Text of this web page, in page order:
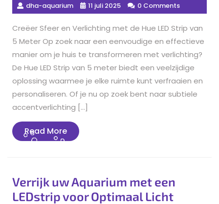
dha-aquarium 11 juli 2025 0 Comments
Creëer Sfeer en Verlichting met de Hue LED Strip van
5 Meter Op zoek naar een eenvoudige en effectieve
manier om je huis te transformeren met verlichting?
De Hue LED Strip van 5 meter biedt een veelzijdige
oplossing waarmee je elke ruimte kunt verfraaien en
personaliseren. Of je nu op zoek bent naar subtiele
accentverlichting […]
Read MoreRead
More
Verrijk uw Aquarium met een
LEDstrip voor Optimaal Licht